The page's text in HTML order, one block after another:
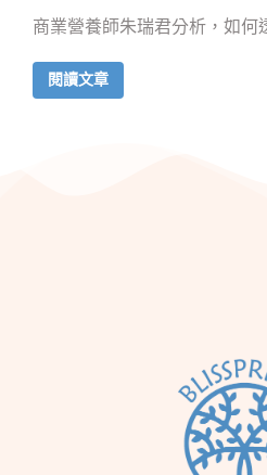
商業營養師朱瑞君分析，如何
閱讀文章